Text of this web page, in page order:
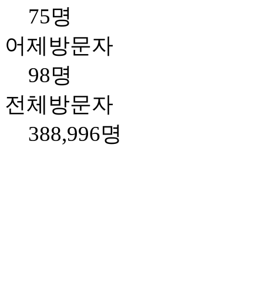
75명
어제방문자
98명
전체방문자
388,996명